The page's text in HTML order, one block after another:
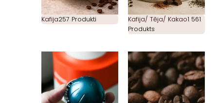
Kafija257 Produkti Kafija/ Tēja/ Kakao1 561
Produkts